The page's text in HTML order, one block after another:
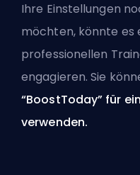
Ihre Einstellungen
möchten, könnte es
professionellen
engagieren. Sie
“BoostToday” für
verwenden.